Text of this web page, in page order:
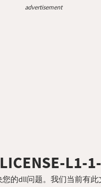
advertisement
L1-
的dll问题。我们当前有此